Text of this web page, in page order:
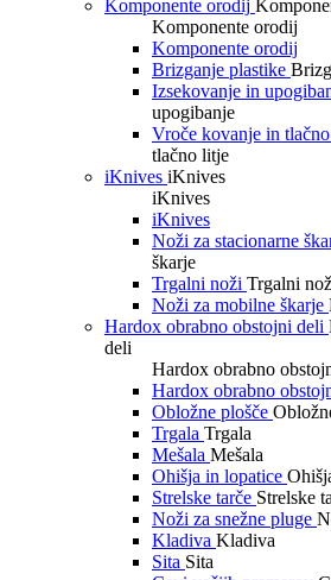
Komponente orodij
Komponente orodij
Komponente orodij
Brizganje plastike
Izsekovanje in
upogibanje
Vroče kovanje in
tlačno litje
iKnives iKnives
iKnives
iKnives
Noži za stacionarne
škarje
Trgalni noži Trgalni
Noži za mobilne škarje
Hardox obrabno obstojni deli
deli
Hardox obrabno
Hardox obrabno
Obložne plošče
Trgala Trgala
Mešala Mešala
Ohišja in lopatice
Strelske tarče Strelske
Noži za snežne pluge
Kladiva Kladiva
Sita Sita